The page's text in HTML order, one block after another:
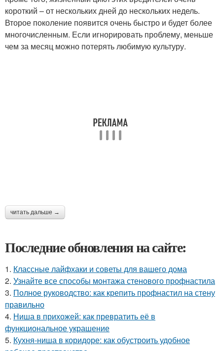
короткий – от нескольких дней до нескольких недель.
Второе поколение появится очень быстро и будет более
многочисленным. Если игнорировать проблему, меньше
чем за месяц можно потерять любимую культуру.
читать дальше →
Последние обновления на сайте:
1. Классные лайфхаки и советы для вашего дома
2. Узнайте все способы монтажа стенового профнастила
3. Полное руководство: как крепить профнастил на стену
правильно
4. Ниша в прихожей: как превратить её в
функциональное украшение
5. Кухня-ниша в коридоре: как обустроить удобное